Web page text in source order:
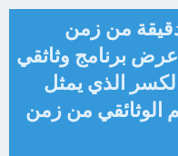
استغرق المحاضر 12 دقيقة من زمن
برنامج وثاثقي
الذي يمثل
الوثائقي من زمن